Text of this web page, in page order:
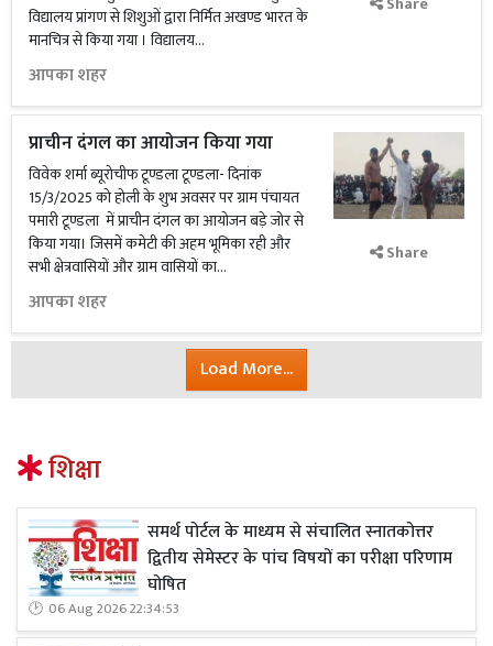
विद्यालय प्रांगण से शिशुओं द्वारा निर्मित अखण्ड भारत के
मानचित्र से किया गया । विद्यालय...
आपका शहर
प्राचीन दंगल का आयोजन किया गया
विवेक शर्मा ब्यूरोचीफ टूण्डला टूण्डला- दिनांक
15/3/2025 को होली के शुभ अवसर पर ग्राम पंचायत
पमारी टूण्डला में प्राचीन दंगल का आयोजन बड़े जोर से
किया गया। जिसमें कमेटी की अहम भूमिका रही और
सभी क्षेत्रवासियों और ग्राम वासियों का...
आपका शहर
Share
Load More...
शिक्षा
समर्थ पोर्टल के माध्यम से संचालित स्नातकोत्तर
द्वितीय सेमेस्टर के पांच विषयों का परीक्षा परिणाम
घोषित
06 Aug 2026 22:34:53